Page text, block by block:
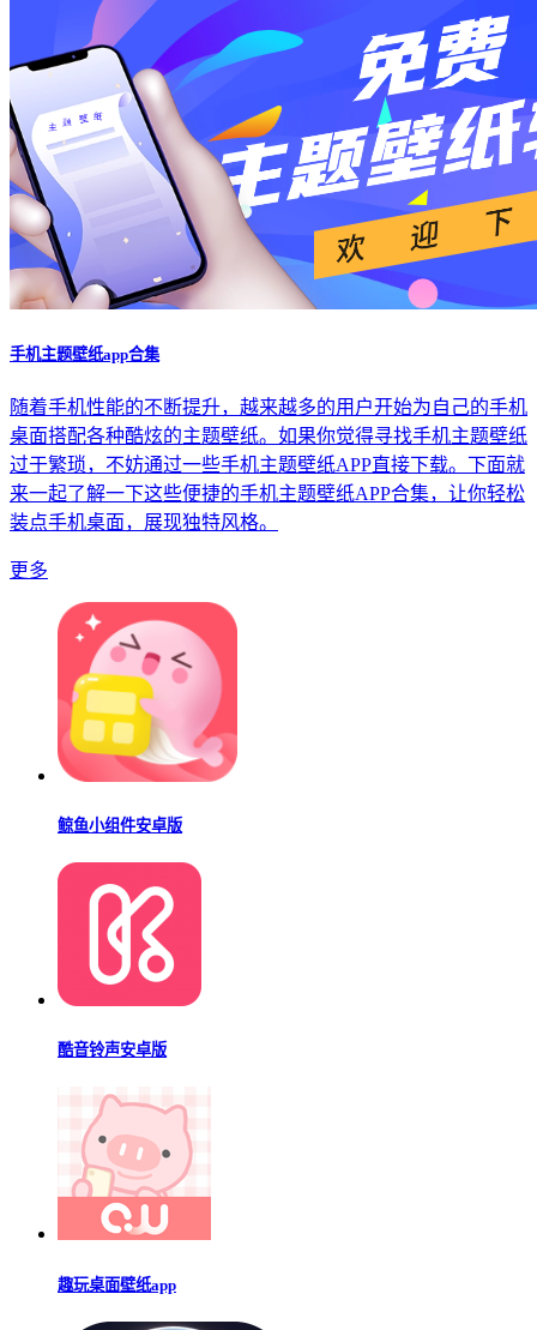
手机主题壁纸app合集
随着手机性能的不断提升，越来越多的用户开始为自己的手机
桌面搭配各种酷炫的主题壁纸。如果你觉得寻找手机主题壁纸
过于繁琐，不妨通过一些手机主题壁纸APP直接下载。下面就
来一起了解一下这些便捷的手机主题壁纸APP合集，让你轻松
装点手机桌面，展现独特风格。
更多
鲸鱼小组件安卓版
酷音铃声安卓版
趣玩桌面壁纸app